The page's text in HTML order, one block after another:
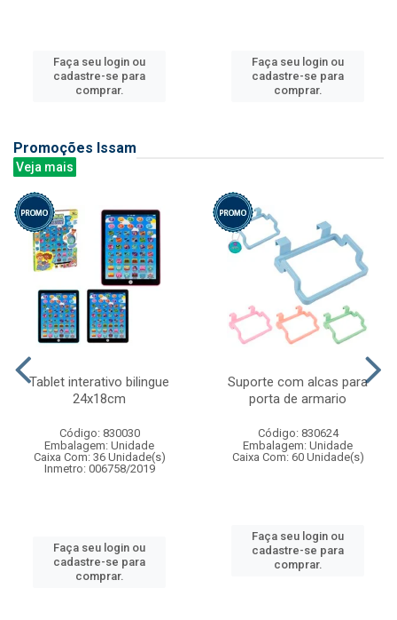
Faça seu login ou
cadastre-se para
comprar.
Faça seu login ou
cadastre-se para
comprar.
Promoções Issam
Veja mais
Tablet interativo bilingue
24x18cm
Código: 830030
Embalagem: Unidade
Caixa Com: 36 Unidade(s)
Inmetro: 006758/2019
Faça seu login ou
cadastre-se para
comprar.
Suporte com alcas para
porta de armario
Código: 830624
Embalagem: Unidade
Caixa Com: 60 Unidade(s)
Faça seu login ou
cadastre-se para
comprar.